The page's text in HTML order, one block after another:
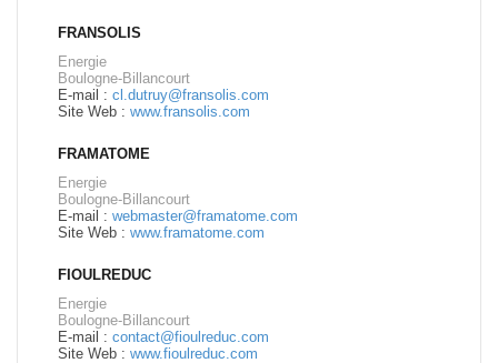
FRANSOLIS
Energie
Boulogne-Billancourt
E-mail : cl.dutruy@fransolis.com
Site Web : www.fransolis.com
FRAMATOME
Energie
Boulogne-Billancourt
E-mail : webmaster@framatome.com
Site Web : www.framatome.com
FIOULREDUC
Energie
Boulogne-Billancourt
E-mail : contact@fioulreduc.com
Site Web : www.fioulreduc.com